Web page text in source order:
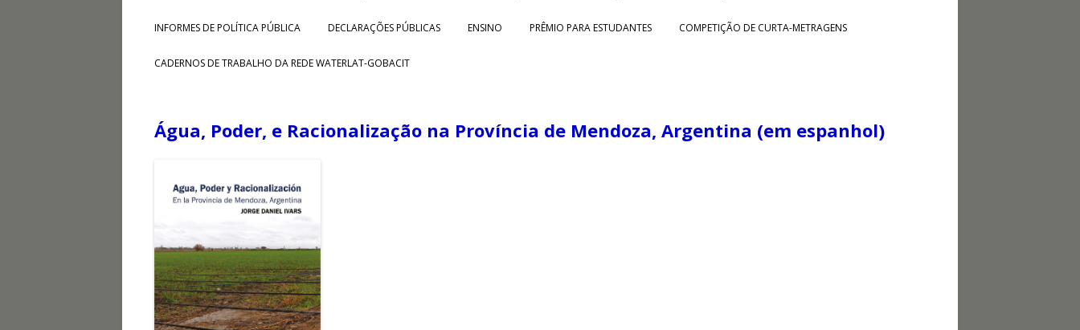
INFORMES DE POLÍTICA PÚBLICA DECLARAÇÕES PÚBLICAS ENSINO PRÊMIO PARA ESTUDANTES COMPETIÇÃO DE CURTA-METRAGENS
CADERNOS DE TRABALHO DA REDE WATERLAT-GOBACIT
Água, Poder, e Racionalização na Província de Mendoza, Argentina (em espanhol)